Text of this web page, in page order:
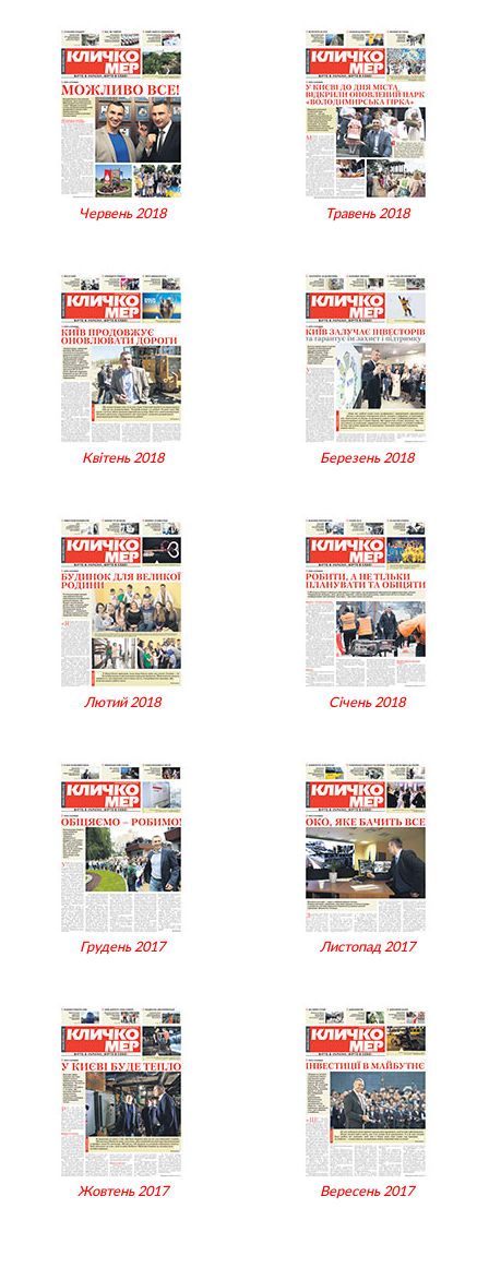
Червень 2018 Травень 2018
Квітень 2018 Березень 2018
Лютий 2018 Січень 2018
Грудень 2017 Листопад 2017
Жовтень 2017 Вересень 2017